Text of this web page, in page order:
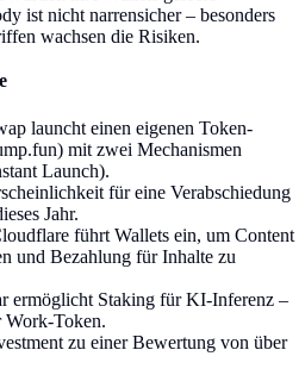
ist nicht narrensicher – besonders
wachsen die Risiken.
launcht einen eigenen Token-
mit zwei Mechanismen
Launch).
für eine Verabschiedung
Jahr.
führt Wallets ein, um Content
und Bezahlung für Inhalte zu
ermöglicht Staking für KI-Inferenz –
Work-Token.
zu einer Bewertung von über